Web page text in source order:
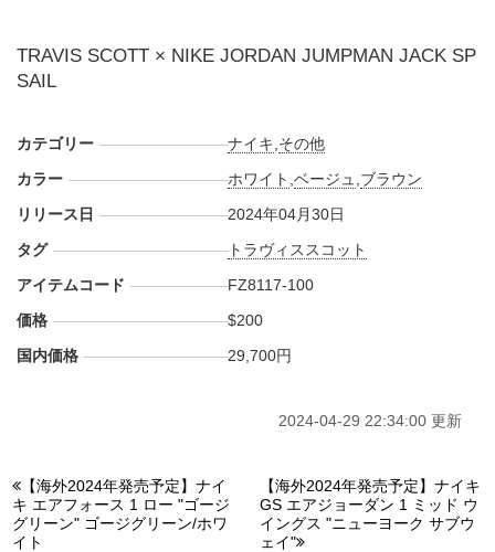
TRAVIS SCOTT × NIKE JORDAN JUMPMAN JACK SP
SAIL
カテゴリー ナイキ その他
カラー
ホワイト ,ベージュ ブラウン
リリース日
2024年04月30日
タグ
トラヴィススコット
アイテムコード
FZ8117-100
価格
$200
国内価格
29,700円
2024-04-29 22:34:00 更新
【海外2024年発売予定】ナイ
キ エアフォース 1 ロー "ゴージ
グリーン" ゴージグリーン/ホワ
イト
【海外2024年発売予定】ナイキ
GS エアジョーダン 1 ミッド ウ
イングス "ニューヨーク サブウ
ェイ"